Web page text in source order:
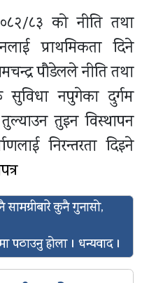
८३ को नीति तथा
प्राथमिकता दिने
पौडेलले नीति तथा
सुविधा नपुगेका दुर्गम
तुइन विस्थापन
निरन्तरता दिइने
कुनै गुनासो,
पठाउनु होला । धन्यवाद ।